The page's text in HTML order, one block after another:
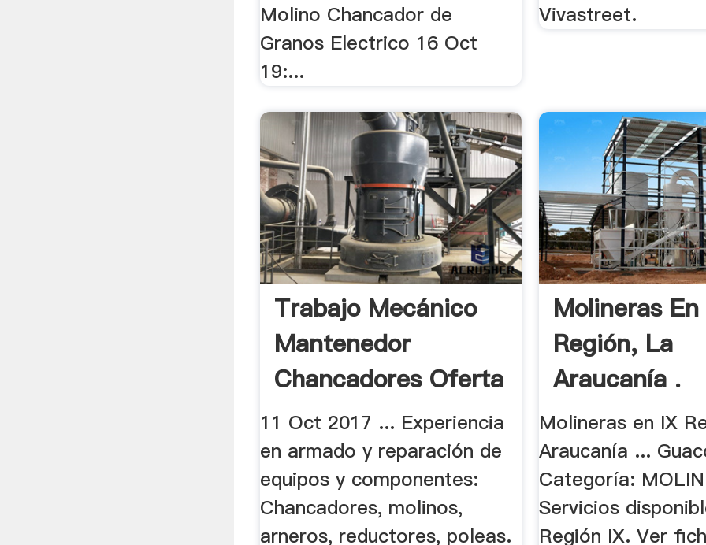
Molino Chancador de
Granos Electrico 16 Oct
19:...
Vivastreet.
Trabajo Mecánico
Mantenedor
Chancadores Oferta
De.
11 Oct 2017 ... Experiencia
en armado y reparación de
equipos y componentes:
Chancadores, molinos,
arneros, reductores, poleas.
Molineras En
Región, La
Araucanía .
Molineras en IX
Araucanía ...
Categoría:
Servicios
Región IX. Ver